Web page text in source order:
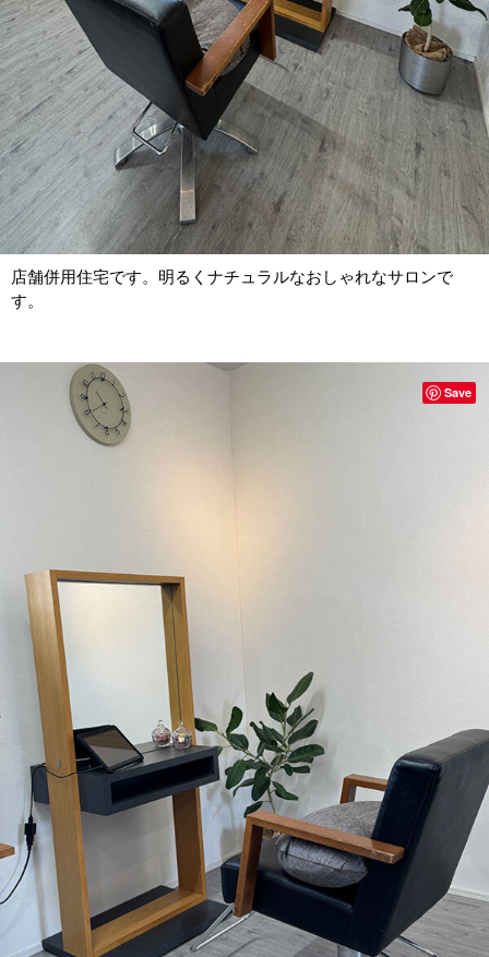
店舗併用住宅です。明るくナチュラルなおしゃれなサロンで
す。
Save